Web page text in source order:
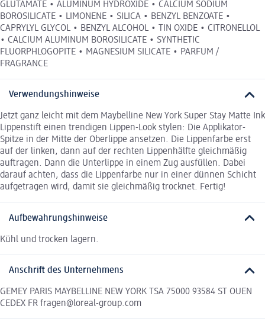
GLUTAMATE • ALUMINUM HYDROXIDE • CALCIUM SODIUM
BOROSILICATE • LIMONENE • SILICA • BENZYL BENZOATE •
CAPRYLYL GLYCOL • BENZYL ALCOHOL • TIN OXIDE • CITRONELLOL
• CALCIUM ALUMINUM BOROSILICATE • SYNTHETIC
FLUORPHLOGOPITE • MAGNESIUM SILICATE • PARFUM /
FRAGRANCE
Verwendungshinweise
Jetzt ganz leicht mit dem Maybelline New York Super Stay Matte Ink
Lippenstift einen trendigen Lippen-Look stylen: Die Applikator-
Spitze in der Mitte der Oberlippe ansetzen. Die Lippenfarbe erst
auf der linken, dann auf der rechten Lippenhälfte gleichmäßig
auftragen. Dann die Unterlippe in einem Zug ausfüllen. Dabei
darauf achten, dass die Lippenfarbe nur in einer dünnen Schicht
aufgetragen wird, damit sie gleichmäßig trocknet. Fertig!
Aufbewahrungshinweise
Kühl und trocken lagern.
Anschrift des Unternehmens
GEMEY PARIS MAYBELLINE NEW YORK TSA 75000 93584 ST OUEN
CEDEX FR fragen@loreal-group.com